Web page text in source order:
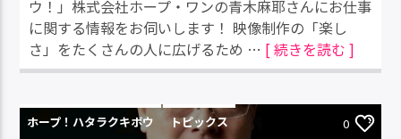
ウ！」株式会社ホープ・ワンの青木麻耶さんにお仕事
に関する情報をお伺いします！ 映像制作の「楽し
さ」をたくさんの人に広げるため … [ 続きを読む ]
ホープ！ハタラクキボウ トピックス 0